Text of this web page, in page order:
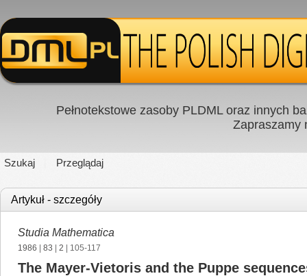
Pełnotekstowe zasoby PLDML oraz innych
Zapraszamy
Szukaj Przeglądaj
Artykuł - szczegóły
Studia Mathematica
1986 83 2 | 105-117
The Mayer-Vietoris and the Puppe